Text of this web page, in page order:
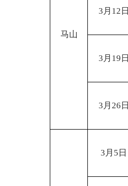
马山
3 月12日
3 月19日
3 月26日
3 月5日